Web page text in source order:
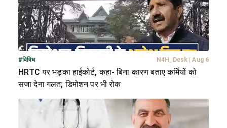
#विविध N4H_Desk | Aug 6
HRTC पर भड़का हाईकोर्ट, कहा- बिना कारण बताए कर्मियों को
सजा देना गलत; डिमोशन पर भी रोक